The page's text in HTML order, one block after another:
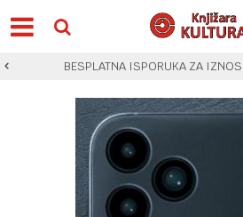
BESPLATNA ISPORUKA ZA